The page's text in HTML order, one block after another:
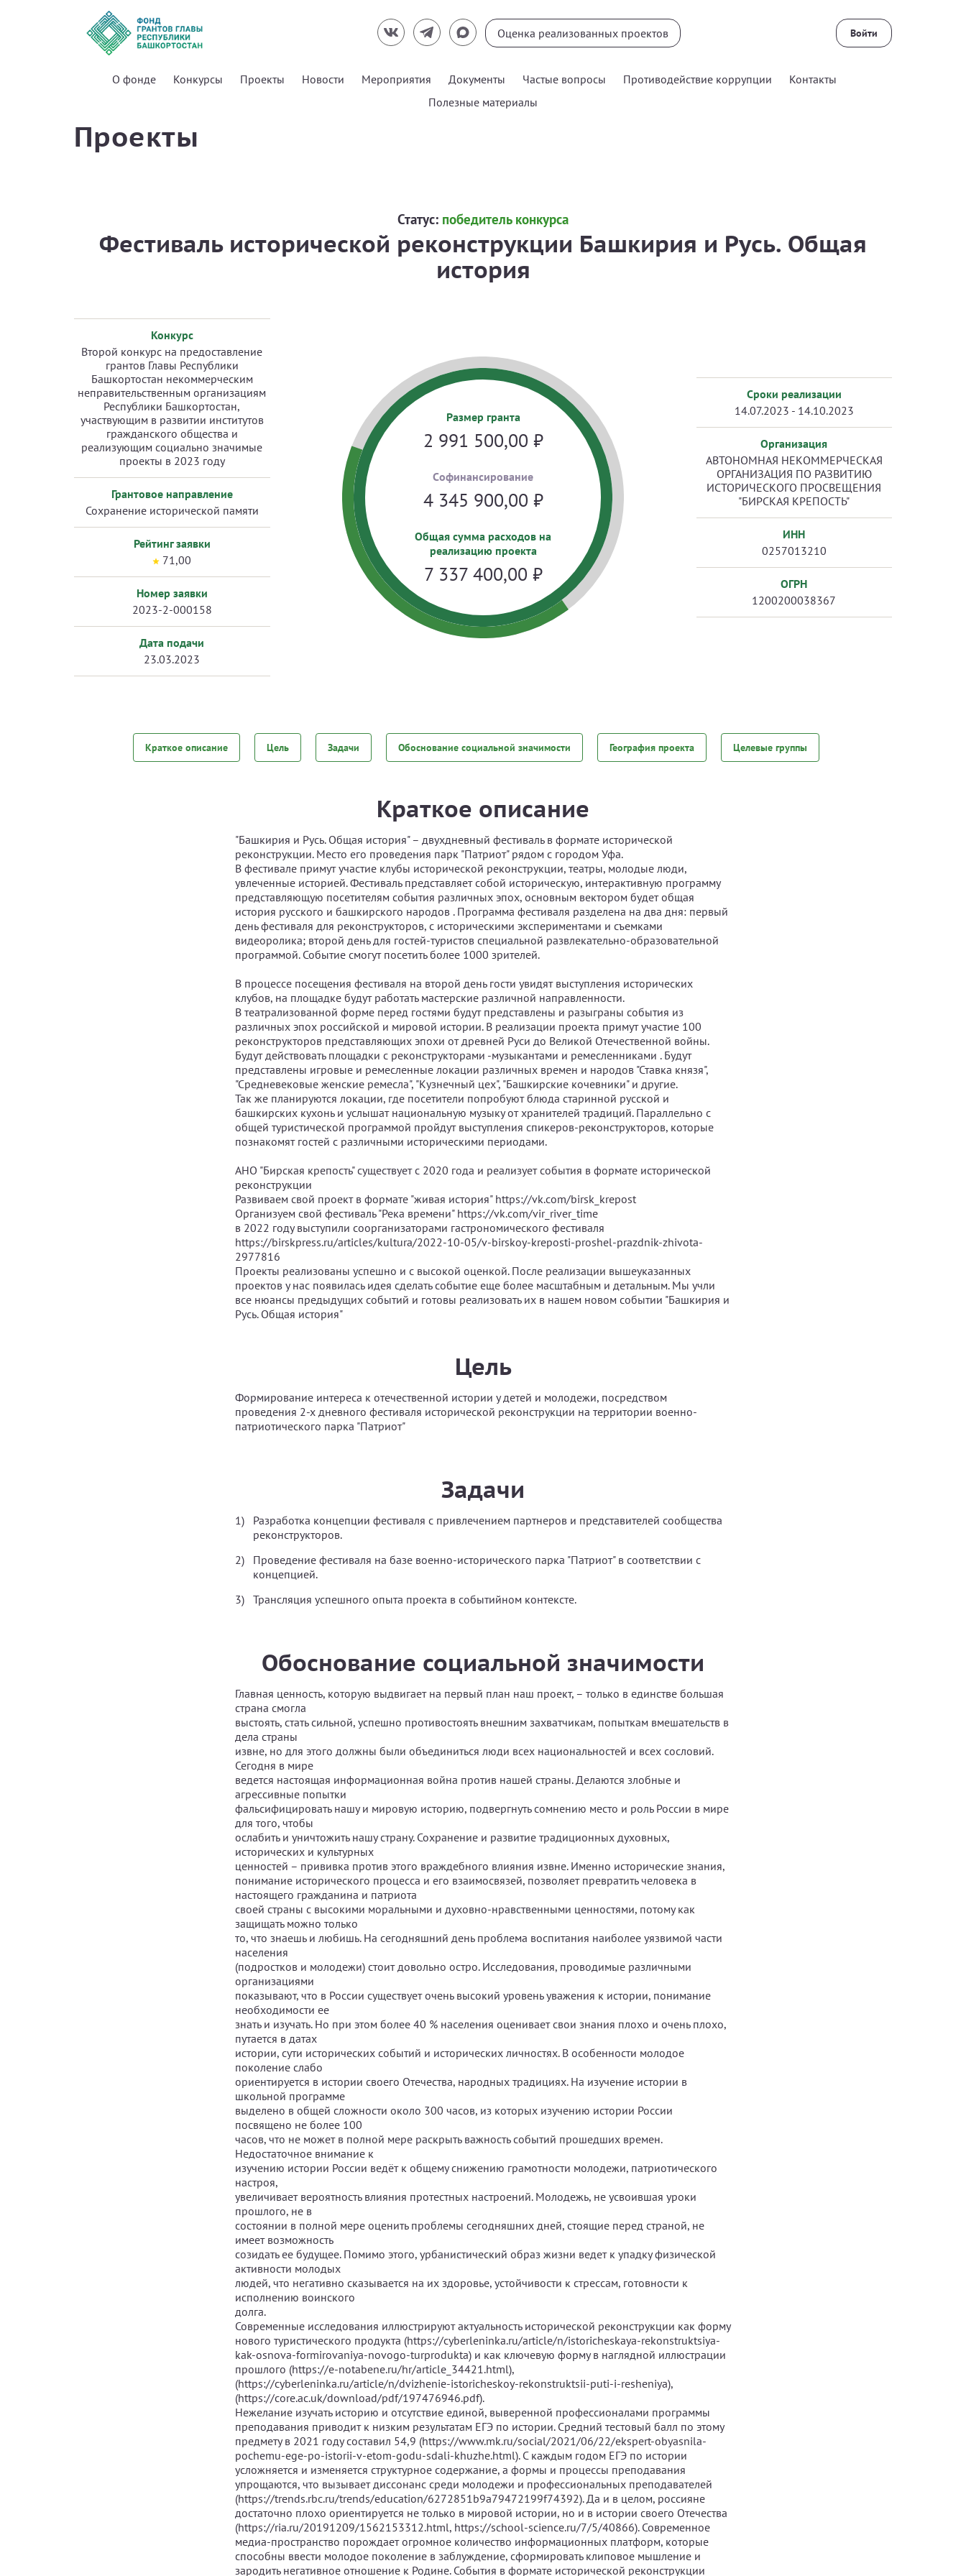
Войти
О фонде Конкурсы Проекты Новости Мероприятия Документы Частые вопросы Противодействие коррупции
Контакты
Полезные материалы
Проекты
Статус: победитель конкурса
Фестиваль исторической реконструкции Башкирия и Русь. Общая
история
Конкурс
Второй конкурс на предоставление
грантов Главы Республики
Башкортостан некоммерческим
неправительственным организациям
Республики Башкортостан,
участвующим в развитии институтов
гражданского общества и
реализующим социально значимые
проекты в 2023 году
Грантовое направление
Сохранение исторической памяти
Рейтинг заявки
71,00
Номер заявки
2023-2-000158
Дата подачи
23.03.2023
Размер гранта
2 991 500,00 ₽
Cофинансирование
4 345 900,00 ₽
Общая сумма расходов на
реализацию проекта
7 337 400,00 ₽
Сроки реализации
14.07.2023 - 14.10.2023
Организация
АВТОНОМНАЯ НЕКОММЕРЧЕСКАЯ
ОРГАНИЗАЦИЯ ПО РАЗВИТИЮ
ИСТОРИЧЕСКОГО ПРОСВЕЩЕНИЯ
"БИРСКАЯ КРЕПОСТЬ"
ИНН
0257013210
ОГРН
1200200038367
Краткое описание Цель Задачи Обоснование социальной значимости География проекта Целевые группы
Краткое описание
"Башкирия и Русь. Общая история" – двухдневный фестиваль в формате исторической
реконструкции. Место его проведения парк "Патриот" рядом с городом Уфа.
В фестивале примут участие клубы исторической реконструкции, театры, молодые люди,
увлеченные историей. Фестиваль представляет собой историческую, интерактивную программу
представляющую посетителям события различных эпох, основным вектором будет общая
история русского и башкирского народов . Программа фестиваля разделена на два дня: первый
день фестиваля для реконструкторов, с историческими экспериментами и съемками
видеоролика; второй день для гостей-туристов специальной развлекательно-образовательной
программой. Событие смогут посетить более 1000 зрителей.
В процессе посещения фестиваля на второй день гости увидят выступления исторических
клубов, на площадке будут работать мастерские различной направленности.
В театрализованной форме перед гостями будут представлены и разыграны события из
различных эпох российской и мировой истории. В реализации проекта примут участие 100
реконструкторов представляющих эпохи от древней Руси до Великой Отечественной войны.
Будут действовать площадки с реконструкторами -музыкантами и ремесленниками . Будут
представлены игровые и ремесленные локации различных времен и народов "Ставка князя",
"Средневековые женские ремесла", "Кузнечный цех", "Башкирские кочевники" и другие.
Так же планируются локации, где посетители попробуют блюда старинной русской и
башкирских кухонь и услышат национальную музыку от хранителей традиций. Параллельно с
общей туристической программой пройдут выступления спикеров-реконструкторов, которые
познакомят гостей с различными историческими периодами.
АНО "Бирская крепость" существует с 2020 года и реализует события в формате исторической
реконструкции
Развиваем свой проект в формате "живая история" https://vk.com/birsk_krepost
Организуем свой фестиваль "Река времени" https://vk.com/vir_river_time
в 2022 году выступили соорганизаторами гастрономического фестиваля
https://birskpress.ru/articles/kultura/2022-10-05/v-birskoy-kreposti-proshel-prazdnik-zhivota-
2977816
Проекты реализованы успешно и с высокой оценкой. После реализации вышеуказанных
проектов у нас появилась идея сделать событие еще более масштабным и детальным. Мы учли
все нюансы предыдущих событий и готовы реализовать их в нашем новом событии "Башкирия и
Русь. Общая история"
Цель
Формирование интереса к отечественной истории у детей и молодежи, посредством
проведения 2-х дневного фестиваля исторической реконструкции на территории военно-
патриотического парка "Патриот"
Задачи
Разработка концепции фестиваля с привлечением партнеров и представителей сообщества
реконструкторов.
Проведение фестиваля на базе военно-исторического парка "Патриот" в соответствии с
концепцией.
Трансляция успешного опыта проекта в событийном контексте.
Обоснование социальной значимости
Главная ценность, которую выдвигает на первый план наш проект, – только в единстве большая
страна смогла
выстоять, стать сильной, успешно противостоять внешним захватчикам, попыткам вмешательств в
дела страны
извне, но для этого должны были объединиться люди всех национальностей и всех сословий.
Сегодня в мире
ведется настоящая информационная война против нашей страны. Делаются злобные и
агрессивные попытки
фальсифицировать нашу и мировую историю, подвергнуть сомнению место и роль России в мире
для того, чтобы
ослабить и уничтожить нашу страну. Сохранение и развитие традиционных духовных,
исторических и культурных
ценностей – прививка против этого враждебного влияния извне. Именно исторические знания,
понимание исторического процесса и его взаимосвязей, позволяет превратить человека в
настоящего гражданина и патриота
своей страны с высокими моральными и духовно-нравственными ценностями, потому как
защищать можно только
то, что знаешь и любишь. На сегодняшний день проблема воспитания наиболее уязвимой части
населения
(подростков и молодежи) стоит довольно остро. Исследования, проводимые различными
организациями
показывают, что в России существует очень высокий уровень уважения к истории, понимание
необходимости ее
знать и изучать. Но при этом более 40 % населения оценивает свои знания плохо и очень плохо,
путается в датах
истории, сути исторических событий и исторических личностях. В особенности молодое
поколение слабо
ориентируется в истории своего Отечества, народных традициях. На изучение истории в
школьной программе
выделено в общей сложности около 300 часов, из которых изучению истории России
посвящено не более 100
часов, что не может в полной мере раскрыть важность событий прошедших времен.
Недостаточное внимание к
изучению истории России ведёт к общему снижению грамотности молодежи, патриотического
настроя,
увеличивает вероятность влияния протестных настроений. Молодежь, не усвоившая уроки
прошлого, не в
состоянии в полной мере оценить проблемы сегодняшних дней, стоящие перед страной, не
имеет возможность
созидать ее будущее. Помимо этого, урбанистический образ жизни ведет к упадку физической
активности молодых
людей, что негативно сказывается на их здоровье, устойчивости к стрессам, готовности к
исполнению воинского
долга.
Современные исследования иллюстрируют актуальность исторической реконструкции как форму
нового туристического продукта (https://cyberleninka.ru/article/n/istoricheskaya-rekonstruktsiya-
kak-osnova-formirovaniya-novogo-turprodukta) и как ключевую форму в наглядной иллюстрации
прошлого (https://e-notabene.ru/hr/article_34421.html),
(https://cyberleninka.ru/article/n/dvizhenie-istoricheskoy-rekonstruktsii-puti-i-resheniya),
(https://core.ac.uk/download/pdf/197476946.pdf).
Нежелание изучать историю и отсутствие единой, выверенной профессионалами программы
преподавания приводит к низким результатам ЕГЭ по истории. Средний тестовый балл по этому
предмету в 2021 году составил 54,9 (https://www.mk.ru/social/2021/06/22/ekspert-obyasnila-
pochemu-ege-po-istorii-v-etom-godu-sdali-khuzhe.html). С каждым годом ЕГЭ по истории
усложняется и изменяется структурное содержание, а формы и процессы преподавания
упрощаются, что вызывает диссонанс среди молодежи и профессиональных преподавателей
(https://trends.rbc.ru/trends/education/6272851b9a79472199f74392). Да и в целом, россияне
достаточно плохо ориентируется не только в мировой истории, но и в истории своего Отечества
(https://ria.ru/20191209/1562153312.html, https://school-science.ru/7/5/40866). Современное
медиа-пространство порождает огромное количество информационных платформ, которые
способны ввести молодое поколение в заблуждение, сформировать клиповое мышление и
зародить негативное отношение к Родине. События в формате исторической реконструкции